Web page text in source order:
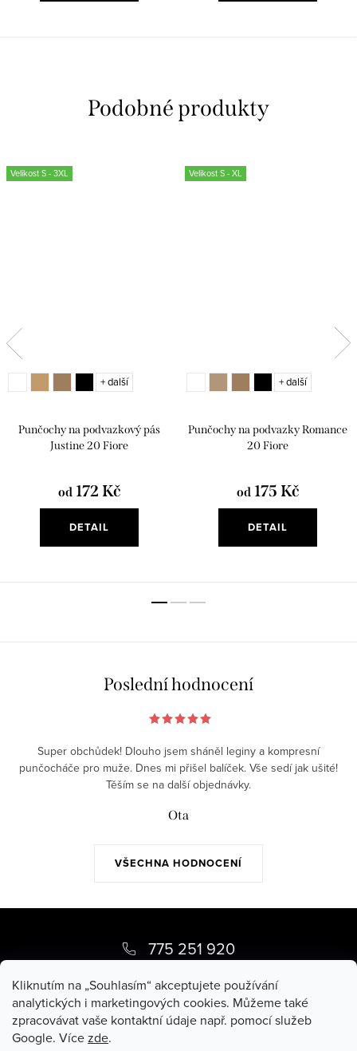
Kliknutím na „Souhlasím“ akceptujete používání
analytických i marketingových cookies. Můžeme také
zpracovávat vaše kontaktní údaje např. pomocí služeb
Google. Vícezde.
Velikost S - 3XL
Punčochy na podvazkový pás
Justine 20 Fiore
od172 Kč
DETAIL
+ další
Velikost S - XL
Punčochy na podvazky Romance
20 Fiore
od175 Kč
DETAIL
+ další
Poslední hodnocení
VŠECHNA HODNOCENÍ
Super obchůdek! Dlouho jsem sháněl leginy a kompresní
punčocháče pro muže. Dnes mi přišel balíček. Vše sedí jak ušité!
Těším se na další objednávky.
Ota
p
775 251 920
pippy@pippy.cz